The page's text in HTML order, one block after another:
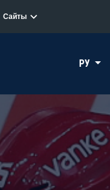
Сайты
РУ